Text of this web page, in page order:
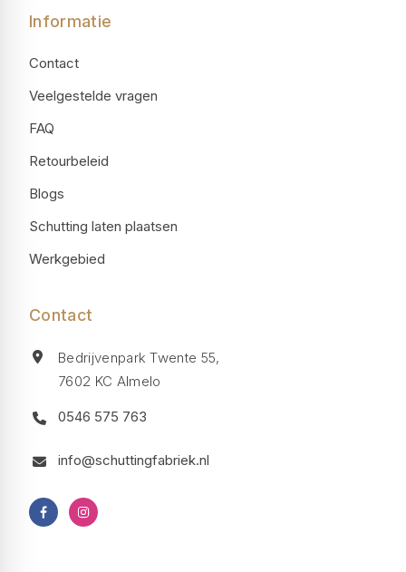
Informatie
Contact
Veelgestelde vragen
FAQ
Retourbeleid
Blogs
Schutting laten plaatsen
Werkgebied
Contact
Bedrijvenpark Twente 55,
7602 KC Almelo
0546 575 763
info@schuttingfabriek.nl